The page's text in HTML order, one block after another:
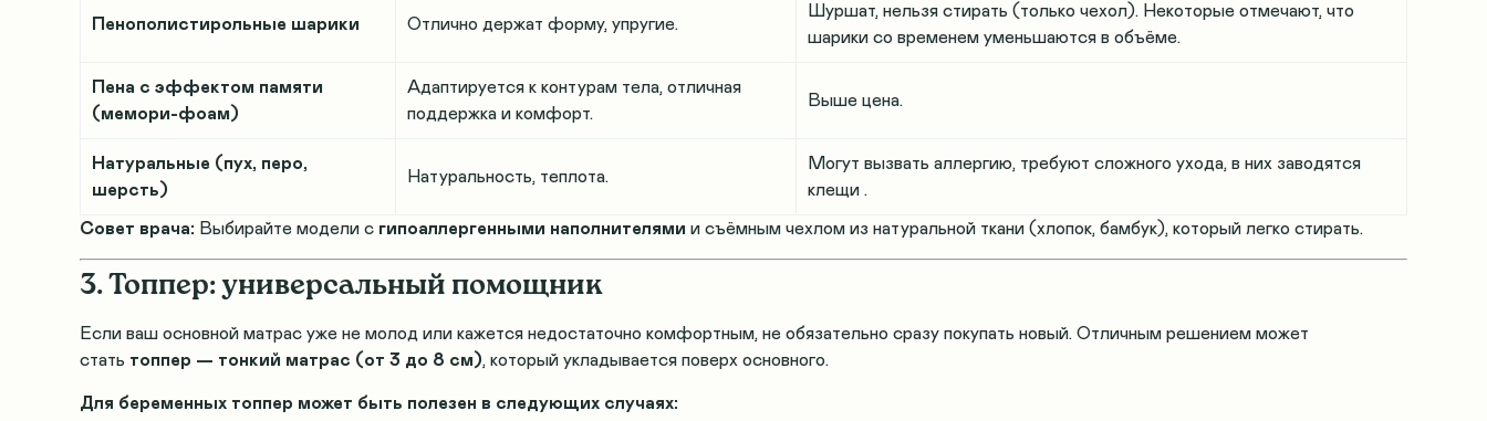
Пенополистирольные шарики Отлично держат форму, упругие.
Шуршат, нельзя стирать (только чехол). Некоторые отмечают, что
шарики со временем уменьшаются в объёме.
Пена с эффектом памяти
(мемори-фоам)
Адаптируется к контурам тела, отличная
поддержка и комфорт.
Выше цена.
Натуральные (пух, перо,
шерсть)
Натуральность, теплота.
Могут вызвать аллергию, требуют сложного ухода, в них заводятся
клещи .
Совет врача: Выбирайте модели с гипоаллергенными наполнителями и съёмным чехлом из натуральной ткани (хлопок, бамбук), который легко стирать.
3. Топпер: универсальный помощник
Если ваш основной матрас уже не молод или кажется недостаточно комфортным, не обязательно сразу покупать новый. Отличным решением может
стать топпер — тонкий матрас (от 3 до 8 см), который укладывается поверх основного.
Для беременных топпер может быть полезен в следующих случаях: